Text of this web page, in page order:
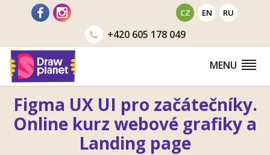
CZ EN RU
+420605 178 049
MENU
Figma UX UI pro začátečníky.
Online kurz webové grafiky a
Landing page